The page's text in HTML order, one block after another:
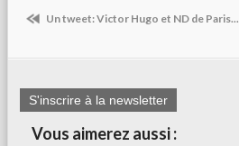
Un tweet: Victor Hugo et ND de Paris...
S'inscrire à la newsletter
Vous aimerez aussi :